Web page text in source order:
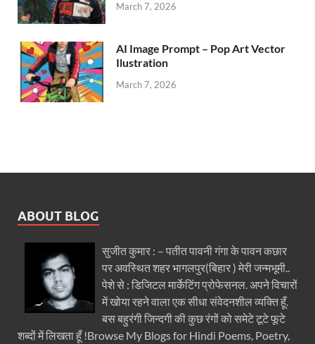
March 7, 2026
AI Image Prompt – Pop Art Vector
Ilustration
March 7, 2026
ABOUT BLOG
सुजीत कुमार : – पतीत पावनी गंगा के पावन कछार
पर अवस्थित शहर भागलपुर(बिहार ) मेरी जन्मभूमी..
पेशे से : डिजिटल मार्केटिंग प्रोफेसनल. अपने विचारों
में खोया रहने वाला एक सीधा संवेदनशील व्यक्ति हूँ.
बस बहुरंगी जिन्दगी की कुछ रंगों को समेटे टूटे फूटे
शब्दों में लिखता हूँ !Browse My Blogs for Hindi Poems, Poetry,